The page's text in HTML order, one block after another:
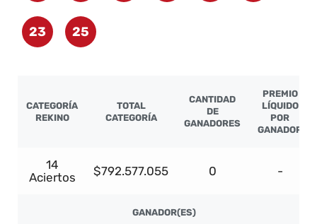
23 25
CATEGORÍA
REKINO
TOTAL
CATEGORÍA
CANTIDAD
DE
GANADORES
PREMIO
LÍQUIDO
POR
GANADOR
14
Aciertos
$792.577.055 0 -
GANADOR(ES)